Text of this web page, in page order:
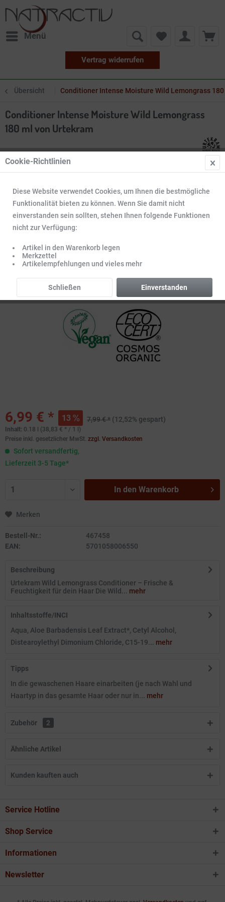
Menü
Vertrag widerrufen
Übersicht Conditioner Intense Moisture Wild Lemongrass
Conditioner Intense Moisture Wild Lemongrass
180 ml von Urtekram
6,99 € * 13 7,99 € * (12,52% gespart)
Inhalt: 0.18 l (38,83 € * / 1 l)
Preise inkl. gesetzlicher MwSt. zzgl. Versandkosten
Sofort versandfertig,
Lieferzeit 3-5 Tage*
In den Warenkorb
Merken
Bestell-Nr.:
467458
EAN:
5701058006550
Beschreibung
Urtekram Wild Lemongrass Conditioner – Frische &
Feuchtigkeit für dein Haar Die Wild... mehr
Inhaltsstoffe/INCI
Aqua, Aloe Barbadensis Leaf Extract*, Cetyl Alcohol,
Distearoylethyl Dimonium Chloride, C15-19... mehr
Tipps
In die gewaschenen Haare einarbeiten (je nach Wahl und
Haartyp in das gesamte Haar oder nur in... mehr
Zubehör 2
Ähnliche Artikel
Kunden kauften auch
Service Hotline
Shop Service
Informationen
Newsletter
Cookie-Richtlinien
Diese Website verwendet Cookies, um Ihnen die bestmögliche
Funktionalität bieten zu können. Wenn Sie damit nicht
einverstanden sein sollten, stehen Ihnen folgende Funktionen
nicht zur Verfügung:
Artikel in den Warenkorb legen
Merkzettel
Artikelempfehlungen und vieles mehr
Einverstanden
Schließen